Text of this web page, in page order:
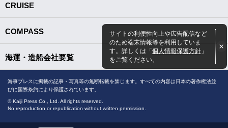
サイトの利便性向上や広告配信など
のため端末情報等を利用していま
す。詳しくは「個人情報保護方針」
をご覧ください。
CRUISE
COMPASS
海運・造船会社要覧
海事プレスに掲載の記事・写真等の無断転載を禁じます。すべての内容は日本の著作権法並
びに国際条約により保護されています。
© Kaiji Press Co., Ltd. All rights reserved.
No reproduction or republication without written permission.